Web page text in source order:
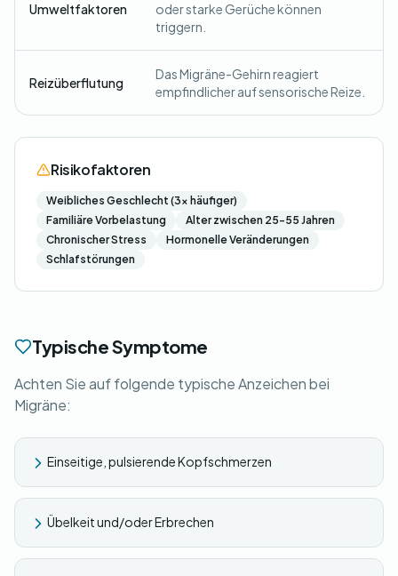
Umweltfaktoren
oder starke Gerüche können
triggern.
Reizüberflutung
Das Migräne-Gehirn reagiert
empfindlicher auf sensorische Reize.
Risikofaktoren
Weibliches Geschlecht (3x häufiger)
Familiäre Vorbelastung
Alter zwischen 25-55 Jahren
Chronischer Stress
Hormonelle Veränderungen
Schlafstörungen
Typische Symptome
Achten Sie auf folgende typische Anzeichen bei
Migräne:
Einseitige, pulsierende Kopfschmerzen
Übelkeit und/oder Erbrechen